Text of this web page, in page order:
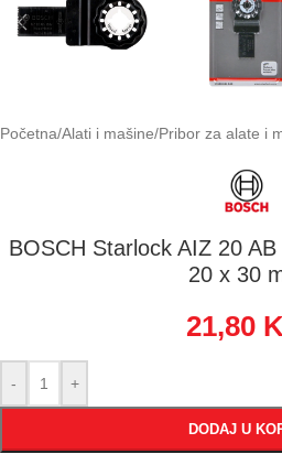
Početna/Alati i mašine/Pribor za alate i
BOSCH Starlock AIZ 20
20 x 30
21,80
- +
DODAJ U